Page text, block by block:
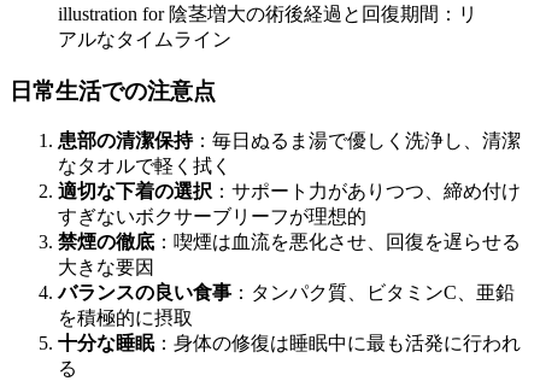
illustration for 陰茎増大の術後経過と回復期間：リ
アルなタイムライン
日常生活での注意点
患部の清潔保持：毎日ぬるま湯で優しく洗浄し、清潔
なタオルで軽く拭く
適切な下着の選択 ：サポート力がありつつ、締め付け
すぎないボクサーブリーフが理想的
禁煙の徹底 ：喫煙は血流を悪化させ、回復を遅らせる
大きな要因
バランスの良い食事 ：タンパク質、ビタミンC、亜鉛
を積極的に摂取
十分な睡眠：身体の修復は睡眠中に最も活発に行われ
る